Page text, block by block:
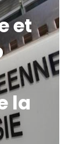
et
la